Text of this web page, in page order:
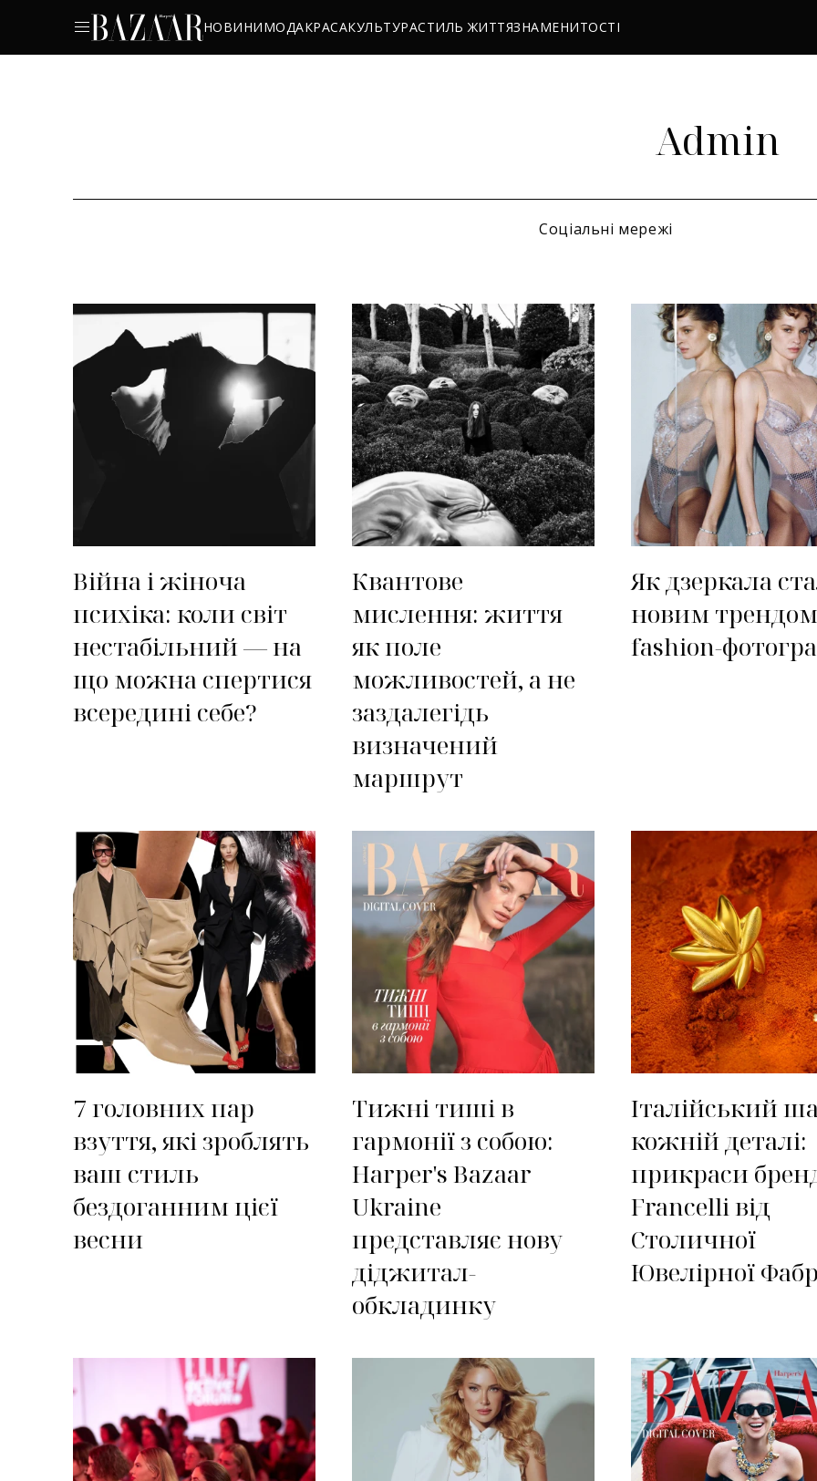
НОВИНИМОДАКРАСАКУЛЬТУРАСТИЛЬ ЖИТТЯЗНАМЕНИТОСТІ
Admin
Соціальні мережі
Війна і жіноча
психіка: коли світ
нестабільний — на
що можна спертися
всередині себе?
Квантове
мислення: життя
як поле
можливостей, а не
заздалегідь
визначений
маршрут
Як дзеркала
новим
fashion-
7 головних пар
взуття, які зроблять
ваш стиль
бездоганним цієї
весни
Тижні тиші в
гармонії з собою:
Harper's Bazaar
Ukraine
представляє нову
діджитал-
обкладинку
Італійський
кожній деталі:
прикраси
Francelli від
Столичної
Ювелірної